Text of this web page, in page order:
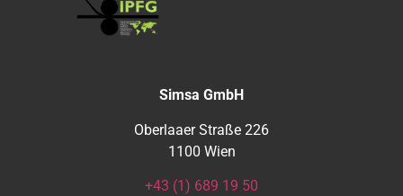
Simsa GmbH
Oberlaaer Straße 226
1100 Wien
+43 (1) 689 19 50